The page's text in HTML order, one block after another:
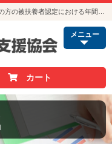
メニュー
カート